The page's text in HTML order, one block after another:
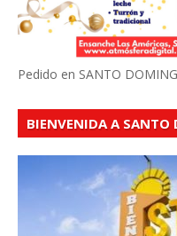
Pedido en SANTO
BIENVENIDA A SANTO